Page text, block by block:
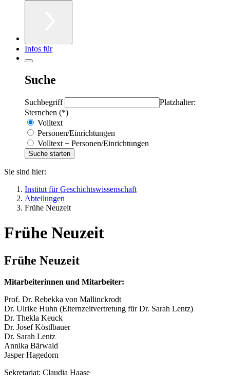
Infos für
Suche
Suchbegriff
Platzhalter:
Sternchen (*)
Volltext
Personen/Einrichtungen
Volltext + Personen/Einrichtungen
Sie sind hier:
Institut für Geschichtswissenschaft
Abteilungen
Frühe Neuzeit
Frühe Neuzeit
Frühe Neuzeit
Mitarbeiterinnen und Mitarbeiter:
Prof. Dr. Rebekka von Mallinckrodt
Dr. Ulrike Huhn (Elternzeitvertretung für Dr. Sarah Lentz)
Dr. Thekla Keuck
Dr. Josef Köstlbauer
Dr. Sarah Lentz
Annika Bärwald
Jasper Hagedorn
Sekretariat: Claudia Haase